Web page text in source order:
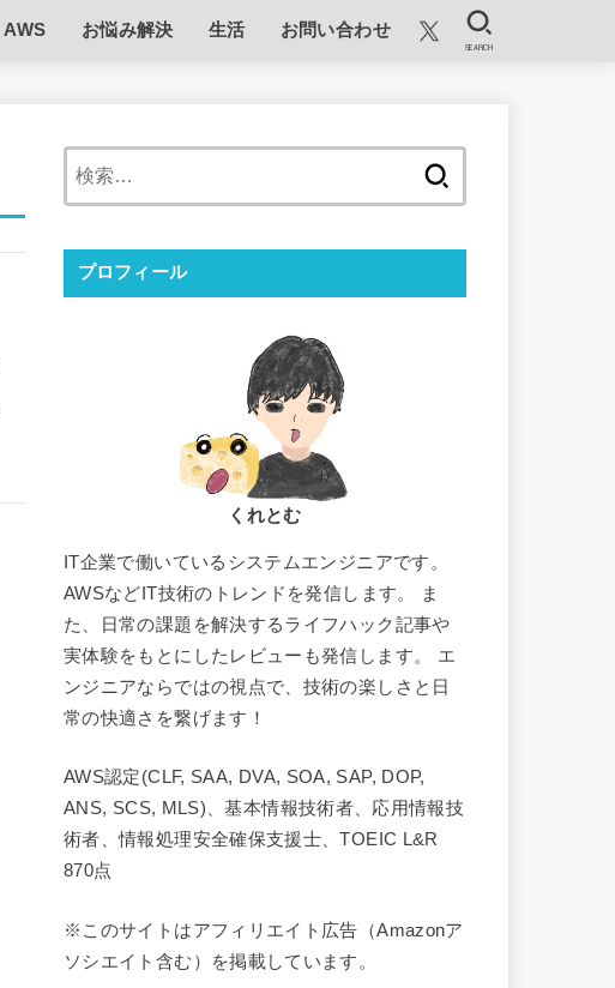
AWS お悩み解決 生活 お問い合わせ
SEARCH
プロフィール
くれとむ
IT企業で働いているシステムエンジニアです。
AWSなどIT技術のトレンドを発信します。 ま
た、日常の課題を解決するライフハック記事や
実体験をもとにしたレビューも発信します。 エ
ンジニアならではの視点で、技術の楽しさと日
常の快適さを繋げます！
AWS認定(CLF, SAA, DVA, SOA, SAP, DOP,
ANS, SCS, MLS)、基本情報技術者、応用情報技
術者、情報処理安全確保支援士、TOEIC L&R
870点
※このサイトはアフィリエイト広告（Amazonア
ソシエイト含む）を掲載しています。